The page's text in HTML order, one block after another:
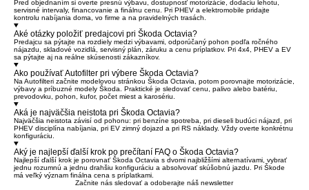
Pred objednaním si overte presnú výbavu, dostupnosť motorizácie, dodaciu lehotu,
servisné intervaly, financovanie a finálnu cenu. Pri PHEV a elektromobile pridajte
kontrolu nabíjania doma, vo firme a na pravidelných trasách.
Aké otázky položiť predajcovi pri Škoda Octavia?
Predajcu sa pýtajte na rozdiely medzi výbavami, odporúčaný pohon podľa ročného
nájazdu, skladové vozidlá, servisný plán, záruku a cenu príplatkov. Pri 4x4, PHEV a EV
sa pýtajte aj na reálne skúsenosti zákazníkov.
Ako používať Autofilter pri výbere Škoda Octavia?
Na Autofilteri začnite modelovou stránkou Škoda Octavia, potom porovnajte motorizácie,
výbavy a príbuzné modely Škoda. Praktické je sledovať cenu, palivo alebo batériu,
prevodovku, pohon, kufor, počet miest a karosériu.
Aká je najväčšia neistota pri Škoda Octavia?
Najväčšia neistota závisí od pohonu: pri benzíne spotreba, pri dieseli budúci nájazd, pri
PHEV disciplína nabíjania, pri EV zimný dojazd a pri RS náklady. Vždy overte konkrétnu
konfiguráciu.
Aký je najlepší ďalší krok po prečítaní FAQ o Škoda Octavia?
Najlepší ďalší krok je porovnať Škoda Octavia s dvomi najbližšími alternatívami, vybrať
jednu rozumnú a jednu drahšiu konfiguráciu a absolvovať skúšobnú jazdu. Pri Škode
má veľký význam finálna cena s príplatkami.
Začnite nás sledovať a odoberajte náš newsletter